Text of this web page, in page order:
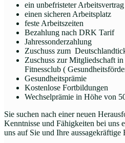
ein unbefristeter Arbeitsvertrag
einen sicheren Arbeitsplatz
feste Arbeitszeiten
Bezahlung nach DRK Tarif
Jahressonderzahlung
Zuschuss zum
Zuschuss zur Mitgliedschaft
Fitnessclub (
Gesundheitsprämie
Kostenlose Fortbildungen
Wechselprämie in Höhe von
Sie suchen nach einer neuen
Kenntnisse und Fähigkeiten bei uns
uns auf Sie und Ihre aussagekräftige